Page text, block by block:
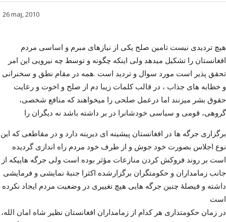
26 maj, 2010
هیچ تردیدی نیست تامین صلح یکی از نیازهای مبرم و اساسی مردم
افغانستان را تشکیل میدهد ولی اینکه چگونه و توسط چه نیرویی این امر
تحقق پذیر است مورد سوال و تردید است .همه در مقام نطق و سخنرانی
و خطابه های جذاب ، در قالب کلمات زیبا دم از صلح و اخوت و رعایت
حقوق بشر میزنند اما درعمل صلحی را میخواهند که منافع شخصی،
گروهی، قومی و سیاسی خودشانرا در بر داشته باشد نه دیگران را
برگزاری جرگه ها در افغانستان پیشینه ای دیرینه دارد و در مقاطعی که این
نوع اجلاس بصورت خود جوش و از طرف خود مردم راه اندازی گردیده
است بر روند فروکش کردن منازعات مؤثر بوده است ولی جرگه هاییکه از
جانب زمامداران و حکومتگران برگزارشده اکثرا جنبۀ نمایشی و فرمایشی
داشته و فیصلۀ چنین جرگه هایی هیچ تغییری در وضعیت مردم ایجاد نکرده
است
در زمان حکومتداری هر کدام از زمامداران افغانستان نظیر شاه امان الله،